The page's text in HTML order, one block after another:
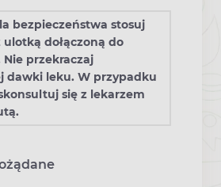
bezpieczeństwa stosuj
dołączoną do
przekraczaj
dawki leku. W przypadku
się z lekarzem